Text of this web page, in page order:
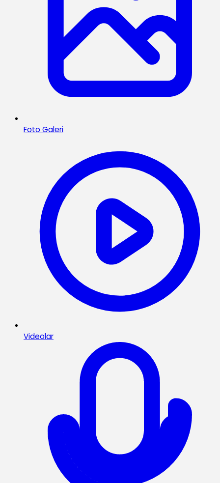
Foto Galeri
Videolar